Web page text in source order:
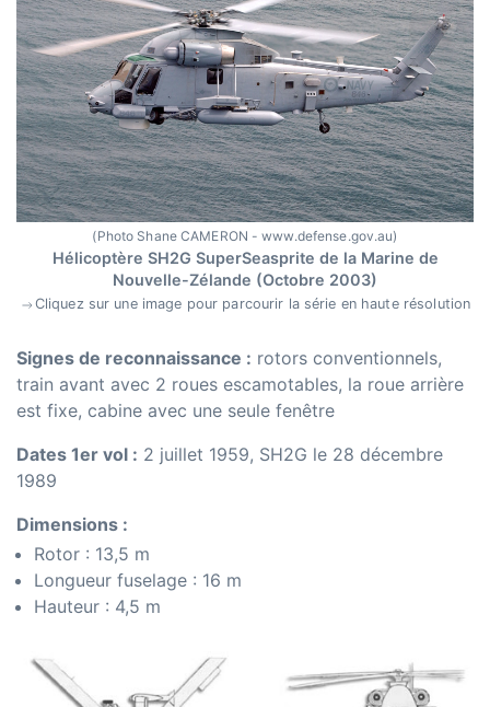
(Photo Shane CAMERON - www.defense.gov.au)
Hélicoptère SH2G SuperSeasprite de la Marine de
Nouvelle-Zélande (Octobre 2003)
Cliquez sur une image pour parcourir la série en haute résolution
Signes de reconnaissance : rotors conventionnels,
train avant avec 2 roues escamotables, la roue arrière
est fixe, cabine avec une seule fenêtre
Dates 1er vol : 2 juillet 1959, SH2G le 28 décembre
1989
Dimensions :
Rotor : 13,5 m
Longueur fuselage : 16 m
Hauteur : 4,5 m